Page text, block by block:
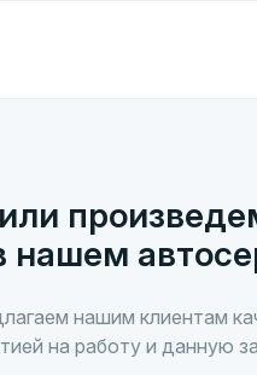
нашем
нашим клиентам
на работу и данную